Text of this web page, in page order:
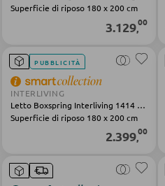
SCRIVANIE
Scrivanie ad angolo
Scrivanie in legno
Soluzioni scrivania
UFFICIO
Superficie di riposo 180 x 200 cm
3.129,00
PUBBLICITÀ
INTERLIVING
Letto Boxspring Interliving 1414 grigio legno tessuto metallo
Superficie di riposo 180 x 200 cm
2.399,00